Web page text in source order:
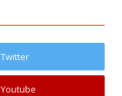
Twitter
Youtube